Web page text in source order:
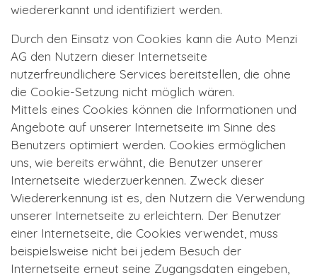
wiedererkannt und identifiziert werden.
Durch den Einsatz von Cookies kann die Auto Menzi
AG den Nutzern dieser Internetseite
nutzerfreundlichere Services bereitstellen, die ohne
die Cookie-Setzung nicht möglich wären.
Mittels eines Cookies können die Informationen und
Angebote auf unserer Internetseite im Sinne des
Benutzers optimiert werden. Cookies ermöglichen
uns, wie bereits erwähnt, die Benutzer unserer
Internetseite wiederzuerkennen. Zweck dieser
Wiedererkennung ist es, den Nutzern die Verwendung
unserer Internetseite zu erleichtern. Der Benutzer
einer Internetseite, die Cookies verwendet, muss
beispielsweise nicht bei jedem Besuch der
Internetseite erneut seine Zugangsdaten eingeben,